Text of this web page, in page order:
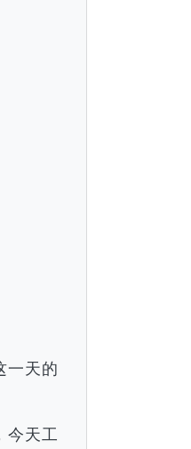
一天的
今天工